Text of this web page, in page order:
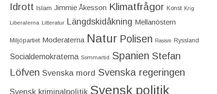
Idrott Islam Jimmie Åkesson Klimatfrågor Konst Krig
Liberalerna Litteratur Längdskidåkning Mellanöstern
Miljöpartiet Moderaterna Natur Polisen Rasism Ryssland
Socialdemokraterna Sommartid Spanien Stefan
Löfven Svenska mord Svenska regeringen
Svensk kriminalpolitik Svensk politik